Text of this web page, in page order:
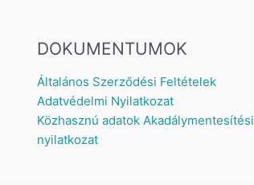
DOKUMENTUMOK
Általános Szerződési Feltételek
Adatvédelmi Nyilatkozat
Közhasznú adatok Akadálymentesítési
nyilatkozat